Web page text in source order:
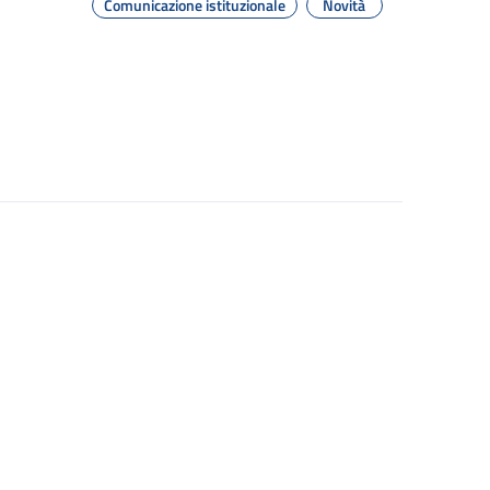
Comunicazione istituzionale Novità